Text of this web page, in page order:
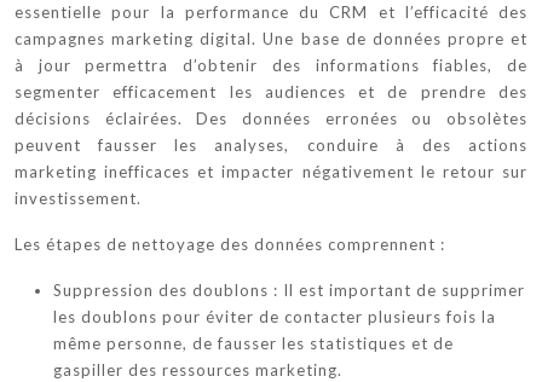
essentielle pour la performance du CRM et l’efficacité des
campagnes marketing digital. Une base de données propre et
à jour permettra d’obtenir des informations fiables, de
segmenter efficacement les audiences et de prendre des
décisions éclairées. Des données erronées ou obsolètes
peuvent fausser les analyses, conduire à des actions
marketing inefficaces et impacter négativement le retour sur
investissement.
Les étapes de nettoyage des données comprennent :
Suppression des doublons : Il est important de supprimer
les doublons pour éviter de contacter plusieurs fois la
même personne, de fausser les statistiques et de
gaspiller des ressources marketing.